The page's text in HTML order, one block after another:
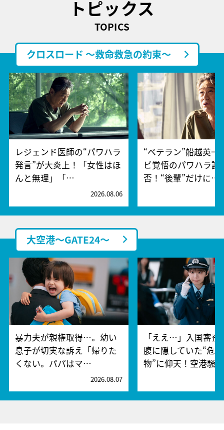
トピックス
TOPICS
クロスロード ～救命救急の約束～
レジェンド医師の“パワハラ
発言”が大炎上！「女性はほ
んと無理」「…
2026.08.06
“ベテラン”船越英一
ビ覚悟のパワハラ謝
否！“後輩”だけに…
大空港～GATE24～
暴力夫が親権取得…。幼い
息子が切実な訴え「帰りた
くない。パパはマ…
2026.08.07
「ええ…」入国審査
腹に隠していた“危
物”に仰天！空港騒